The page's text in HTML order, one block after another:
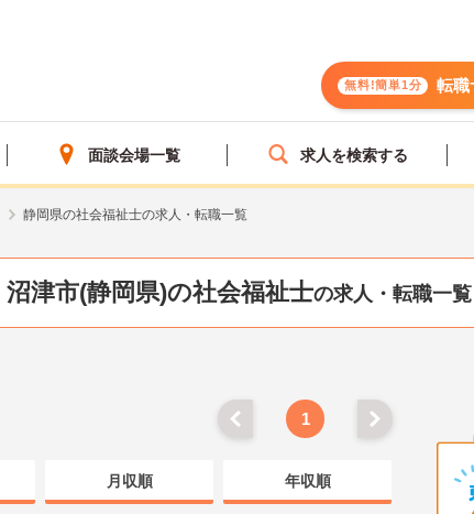
無料!簡単1分 転職
面談会場一覧 求人を検索する
静岡県の社会福祉士の求人・転職一覧
沼津市(静岡県)の社会福祉士の求人・転職一覧
1
月収順 年収順